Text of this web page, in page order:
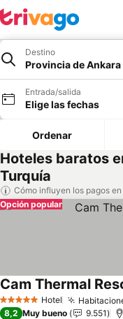
Destino
Provincia de Ankara
Entrada/salida
Elige las fechas
Ordenar
Hoteles baratos
Turquía
Cómo influyen los pagos
Opción popular
5 Estrellas Hotel
Cam Thermal
8,2 Muy bueno 9.551